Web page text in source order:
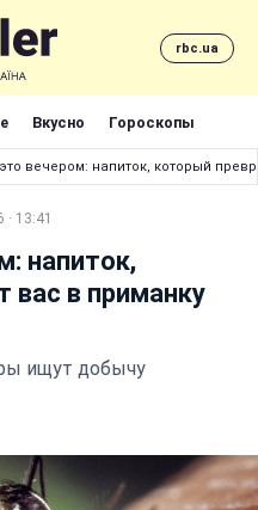
rbc.ua
Вкусно Гороскопы
вечером: напиток, который
13:41
напиток,
вас в приманку
ищут добычу